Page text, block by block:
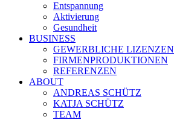
Entspannung
Aktivierung
Gesundheit
BUSINESS
GEWERBLICHE LIZENZEN
FIRMENPRODUKTIONEN
REFERENZEN
ABOUT
ANDREAS SCHÜTZ
KATJA SCHÜTZ
TEAM